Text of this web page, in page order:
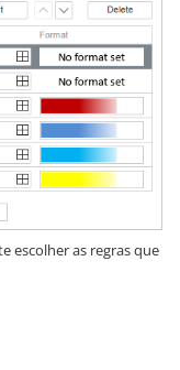
escolher as regras que